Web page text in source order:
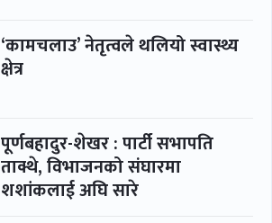
‘कामचलाउ’ नेतृत्वले थलियो स्वास्थ्य
क्षेत्र
पूर्णबहादुर-शेखर : पार्टी सभापति
ताक्थे, विभाजनको संघारमा
शशांकलाई अघि सारे